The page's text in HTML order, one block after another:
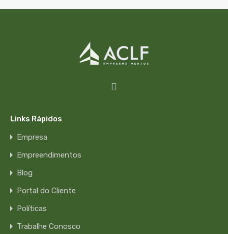
Links Rápidos
Empresa
Empreendimentos
Blog
Portal do Cliente
Políticas
Trabalhe Conosco